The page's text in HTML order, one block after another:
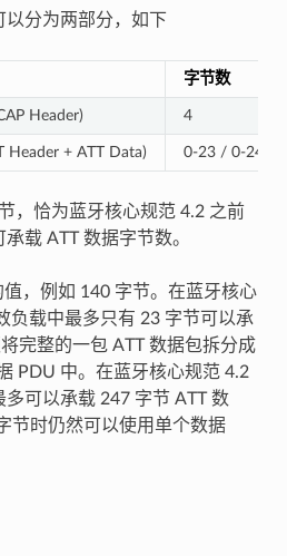
分为两部分，如下
字节数
Header) 4
Header + ATT Data) 0-23 / 0-247
，恰为蓝牙核心规范 4.2 之前
载 ATT 数据字节数。
，例如 140 字节。在蓝牙核心
负载中最多只有 23 字节可以承
完整的一包 ATT 数据包拆分成
PDU 中。在蓝牙核心规范 4.2
可以承载 247 字节 ATT 数
节时仍然可以使用单个数据